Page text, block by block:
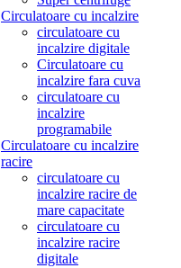
Circulatoare cu incalzire
circulatoare cu
incalzire digitale
Circulatoare cu
incalzire fara cuva
circulatoare cu
incalzire
programabile
Circulatoare cu incalzire
racire
circulatoare cu
incalzire racire de
mare capacitate
circulatoare cu
incalzire racire
digitale